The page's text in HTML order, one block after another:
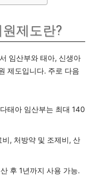
제도란?
임산부와 태아, 신생아
제도입니다. 주로 다음
태아 임산부는 최대 140
, 처방약 및 조제비, 산
후 1년까지 사용 가능.